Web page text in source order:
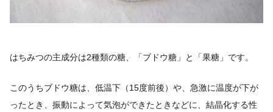
はちみつの主成分は2種類の糖、「ブドウ糖」と「果糖」です。
このうちブドウ糖は、低温下（15度前後）や、急激に温度が下が
ったとき、振動によって気泡ができたときなどに、結晶化する性